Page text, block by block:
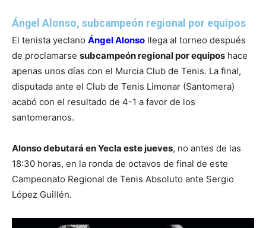
Ángel Alonso, subcampeón regional por equipos
El tenista yeclano Ángel Alonso llega al torneo después
de proclamarse subcampeón regional por equipos hace
apenas unos días con el Murcia Club de Tenis. La final,
disputada ante el Club de Tenis Limonar (Santomera)
acabó con el resultado de 4-1 a favor de los
santomeranos.
Alonso debutará en Yecla este jueves, no antes de las
18:30 horas, en la ronda de octavos de final de este
Campeonato Regional de Tenis Absoluto ante Sergio
López Guillén.